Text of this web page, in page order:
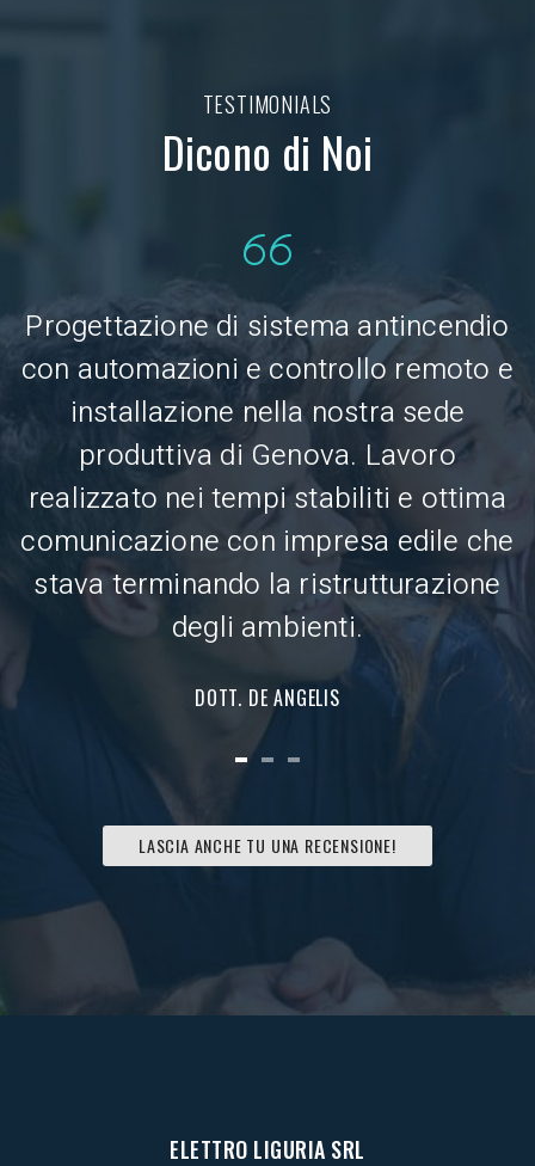
TESTIMONIALS
Dicono di Noi
Progettazione di sistema antincendio
con automazioni e controllo remoto e
installazione nella nostra sede
produttiva di Genova. Lavoro
realizzato nei tempi stabiliti e ottima
comunicazione con impresa edile che
stava terminando la ristrutturazione
degli ambienti.
DOTT. DE ANGELIS
LASCIA ANCHE TU UNA RECENSIONE!
ELETTRO LIGURIA SRL